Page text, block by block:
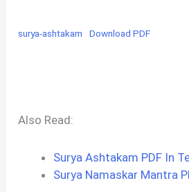
surya-ashtakam Download PDF
Also Read:
Surya Ashtakam PDF In
Surya Namaskar Mantra